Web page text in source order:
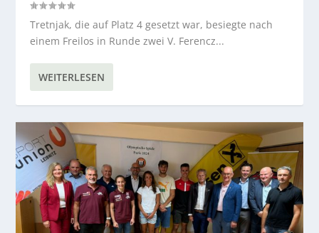
Tretnjak, die auf Platz 4 gesetzt war, besiegte nach
einem Freilos in Runde zwei V. Ferencz...
WEITERLESEN